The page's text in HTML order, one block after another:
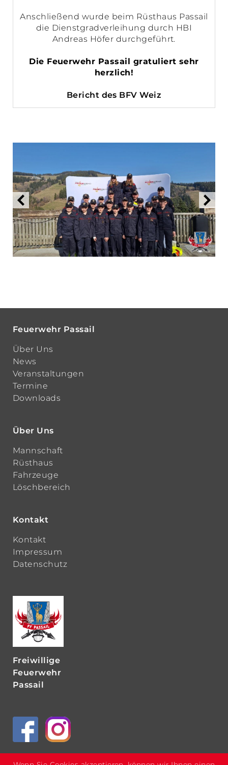
Anschließend wurde beim Rüsthaus Passail
die Dienstgradverleihung durch HBI
Andreas Höfer durchgeführt.
Die Feuerwehr Passail gratuliert sehr
herzlich!
Bericht des BFV Weiz
Feuerwehr Passail
Über Uns
News
Veranstaltungen
Termine
Downloads
Über Uns
Mannschaft
Rüsthaus
Fahrzeuge
Löschbereich
Kontakt
Kontakt
Impressum
Datenschutz
Freiwillige
Feuerwehr
Passail